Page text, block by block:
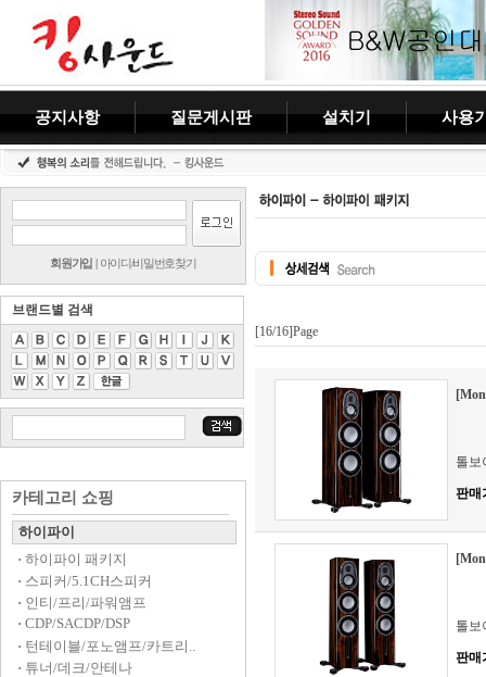
공지사항 질문게시판 설치기 사용
회원가입 | 아이디/비밀번호찾기
브랜드별 검색
카테고리 쇼핑
하이파이
· 하이파이 패키지
· 스피커/5.1CH스피커
· 인티/프리/파워앰프
· CDP/SACDP/DSP
· 턴테이블/포노앰프/카트리..
· 튜너/데크/안테나
[16/16]Page
톨보
판매
톨보
판매